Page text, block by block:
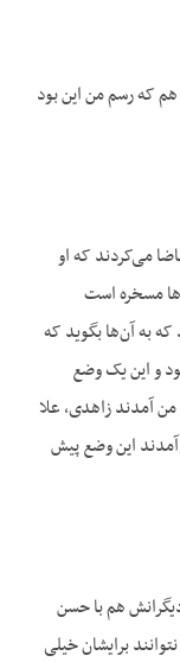
که رسم من این بود
می‌کردند که او
مسخره است
به آن‌ها بگوید که
و این یک وضع
آمدند زاهدی، علا
این وضع پیش
هم با حسن
برایشان خیلی